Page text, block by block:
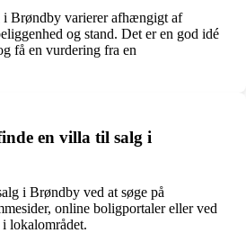
i Brøndby varierer afhængigt af
og stand. Det er en god idé
få en vurdering fra en
en villa til salg i
i Brøndby ved at søge på
online boligportaler eller ved
lokalområdet.